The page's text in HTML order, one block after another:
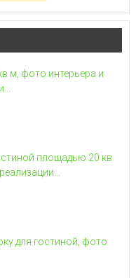
м, фото интерьера и
площадью 20 кв
для гостиной, фото